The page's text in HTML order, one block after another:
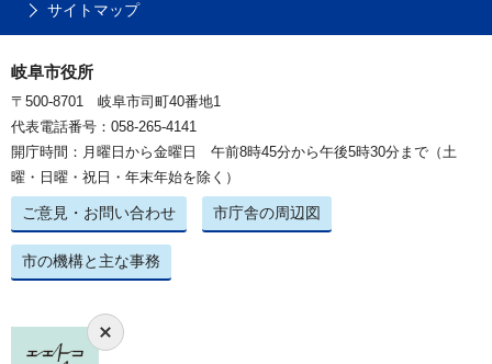
サイトマップ
岐阜市役所
〒500-8701 岐阜市司町40番地1
代表電話番号：058-265-4141
開庁時間：月曜日から金曜日 午前8時45分から午後5時30分まで（土
曜・日曜・祝日・年末年始を除く）
ご意見・お問い合わせ 市庁舎の周辺図
市の機構と主な事務